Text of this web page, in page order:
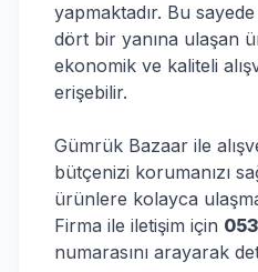
yapmaktadır. Bu
dört bir yanına ulaşan
ekonomik ve kaliteli
erişebilir.
Gümrük Bazaar ile
bütçenizi korumanızı
ürünlere kolayca
Firma ile iletişim için
numarasını arayarak